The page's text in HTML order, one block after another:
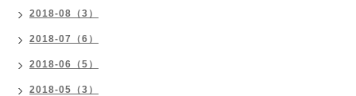
2018-08（3）
2018-07（6）
2018-06（5）
2018-05（3）